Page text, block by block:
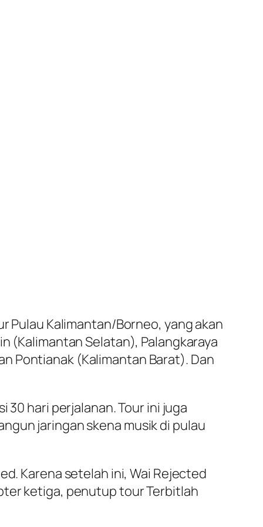
Pulau Kalimantan/Borneo, yang akan
(Kalimantan Selatan), Palangkaraya
Pontianak (Kalimantan Barat). Dan
hari perjalanan. Tour ini juga
jaringan skena musik di pulau
Karena setelah ini, Wai Rejected
ketiga, penutup tour Terbitlah